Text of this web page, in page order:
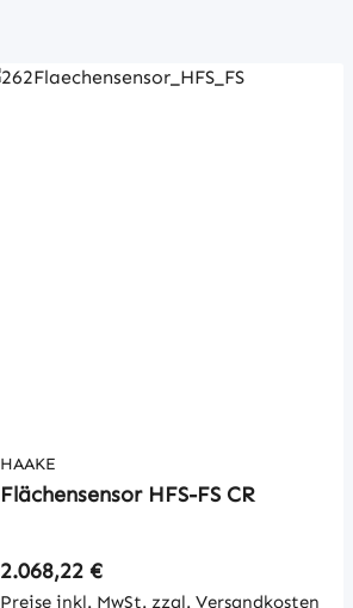
HAAKE
Flächensensor HFS-FS CR
Regulärer Preis:
2.068,22 €
Preise inkl. MwSt. zzgl. Versandkosten